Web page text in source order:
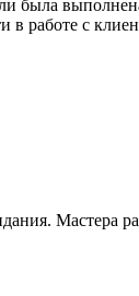
была
в работе с
Мастера